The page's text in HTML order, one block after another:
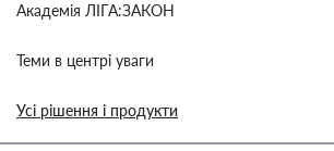
Академія ЛІГА:ЗАКОН
Теми в центрі уваги
Усі рішення і продукти